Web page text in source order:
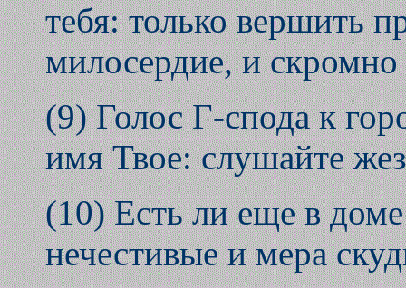
тебя: только вершить
милосердие, и
(9) Голос Г-спода к
имя Твое: слушайте
(10) Есть ли еще в
нечестивые и мера